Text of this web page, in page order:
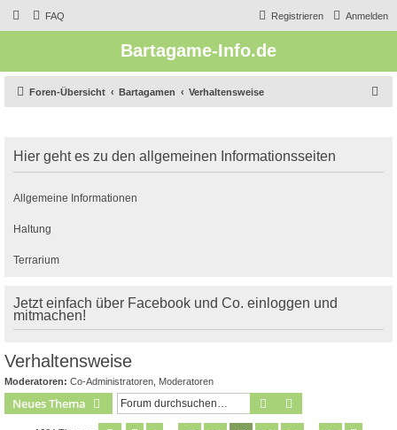
FAQ Anmelden
Registrieren
Bartagame-Info.de
Foren-Übersicht Bartagamen Verhaltensweise
e
Hier geht es zu den allgemeinen Informationsseiten
Allgemeine Informationen
Haltung
Terrarium
Jetzt einfach über Facebook und Co. einloggen und
mitmachen!
Verhaltensweise
Moderatoren: Co-Administratoren Moderatoren
Neues Thema Suche